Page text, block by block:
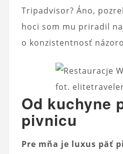
Tripadvisor? Áno,
hoci som mu priradil
o konzistentnosť
fot.
Od kuchyne
pivnicu
Pre mňa je luxus päť